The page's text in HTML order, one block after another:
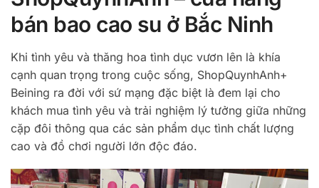
bán bao cao su ở Bắc Ninh
Khi tình yêu và thăng hoa tình dục vươn lên là khía
cạnh quan trọng trong cuộc sống, ShopQuynhAnh+
Beining ra đời với sứ mạng đặc biệt là đem lại cho
khách mua tình yêu và trải nghiệm lý tưởng giữa những
cặp đôi thông qua các sản phẩm dục tình chất lượng
cao và đồ chơi người lớn độc đáo.